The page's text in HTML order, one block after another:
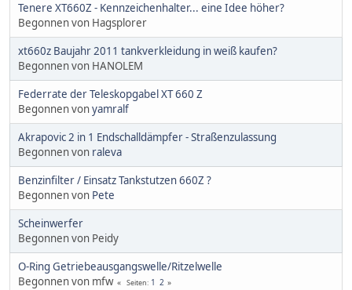
Tenere XT660Z - Kennzeichenhalter... eine Idee höher?
Begonnen von Hagsplorer
xt660z Baujahr 2011 tankverkleidung in weiß kaufen?
Begonnen von HANOLEM
Federrate der Teleskopgabel XT 660 Z
Begonnen vonyamralf
Akrapovic 2 in 1 Endschalldämpfer - Straßenzulassung
Begonnen von raleva
Benzinfilter / Einsatz Tankstutzen 660Z ?
Begonnen von Pete
Scheinwerfer
Begonnen von Peidy
O-Ring Getriebeausgangswelle/Ritzelwelle
Begonnen von mfw
Seiten 1 2